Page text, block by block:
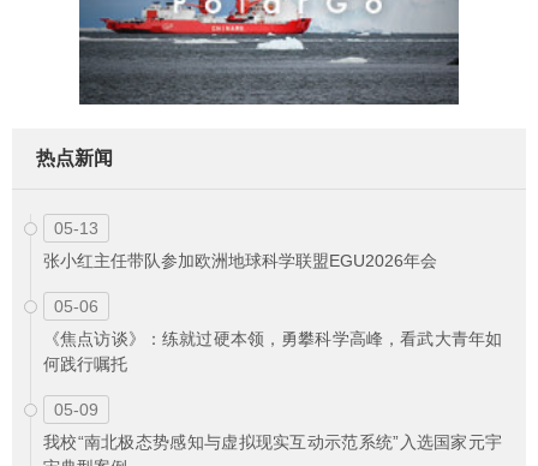
热点新闻
05-13
张小红主任带队参加欧洲地球科学联盟EGU2026年会
05-06
《焦点访谈》：练就过硬本领，勇攀科学高峰，看武大青年如
何践行嘱托
05-09
我校“南北极态势感知与虚拟现实互动示范系统”入选国家元宇